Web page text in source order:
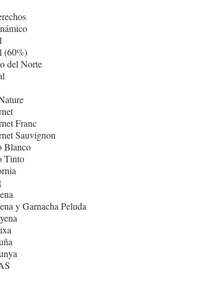
(60%)
del Norte
Franc
Sauvignon
Blanco
Tinto
y Garnacha Peluda